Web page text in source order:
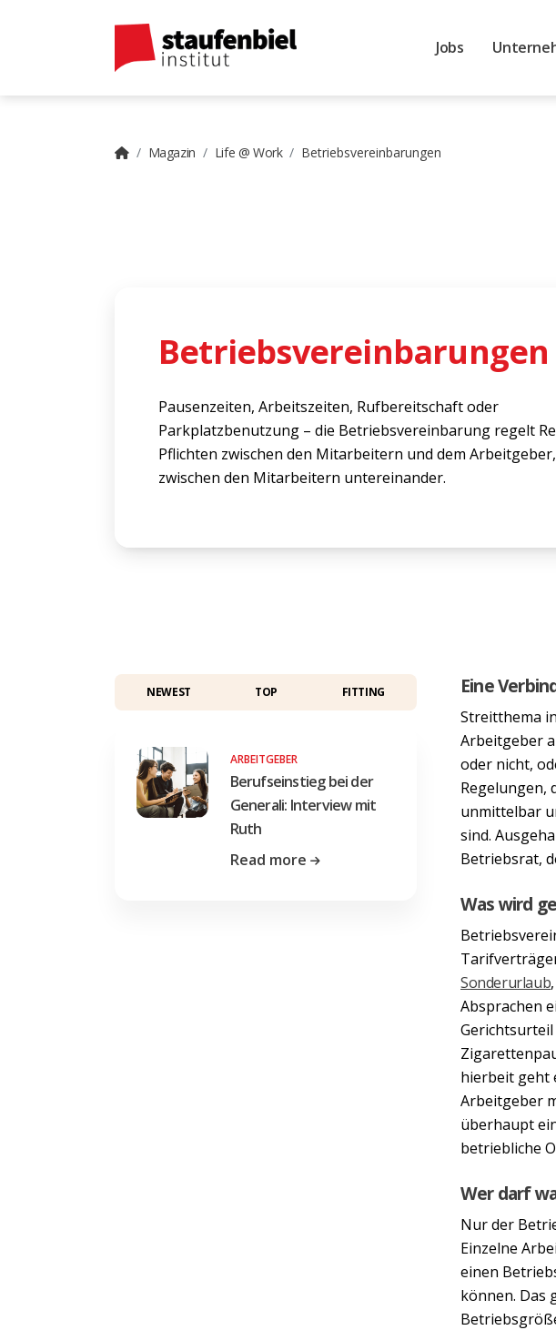
Jobs
Magazin Life @ Work Betriebsvereinbarungen
Betriebsvereinbarungen
Pausenzeiten, Arbeitszeiten, Rufbereitschaft oder
Parkplatzbenutzung – die Betriebsvereinbarung regelt
Pflichten zwischen den Mitarbeitern und dem
zwischen den Mitarbeitern untereinander.
NEWEST TOP FITTING
ARBEITGEBER
Berufseinstieg bei der
Generali: Interview mit
Ruth
Read more
Eine
Streitthema
Arbeitgeber
oder nicht,
Regelungen,
unmittelbar
sind.
Betriebsrat,
Was wird
Sonderurlaub
Absprachen
hierbeit geht
Arbeitgeber
überhaupt
betriebliche
Wer darf
Nur der
Einzelne
einen
können. Das